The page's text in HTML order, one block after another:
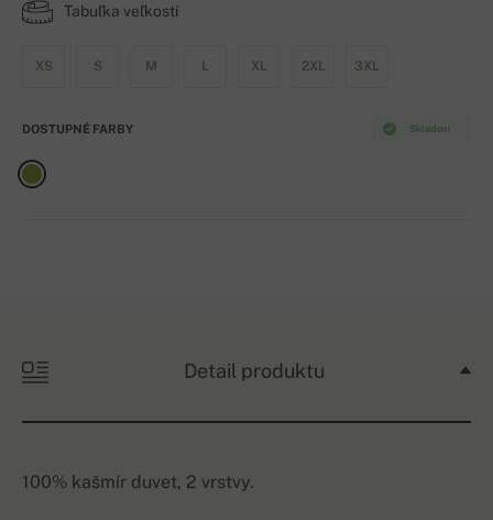
Tabuľka veľkostí
XS S M L XL 2XL 3XL
Skladom
DOSTUPNÉ FARBY
Detail produktu
100% kašmír duvet, 2 vrstvy.